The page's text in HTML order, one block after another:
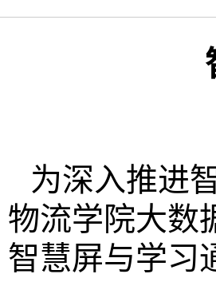
为深入推进
物流学院大数
智慧屏与学习